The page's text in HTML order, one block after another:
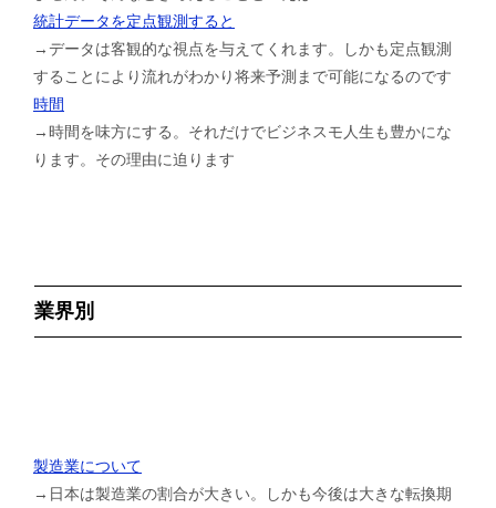
統計データを定点観測すると
→データは客観的な視点を与えてくれます。しかも定点観測
することにより流れがわかり将来予測まで可能になるのです
時間
→時間を味方にする。それだけでビジネスモ人生も豊かにな
ります。その理由に迫ります
業界別
製造業について
→日本は製造業の割合が大きい。しかも今後は大きな転換期